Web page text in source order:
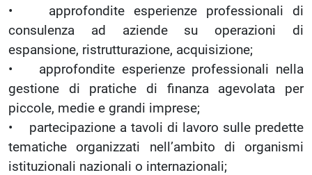
• approfondite esperienze professionali di
consulenza ad aziende su operazioni di
espansione, ristrutturazione, acquisizione;
• approfondite esperienze professionali nella
gestione di pratiche di finanza agevolata per
piccole, medie e grandi imprese;
• partecipazione a tavoli di lavoro sulle predette
tematiche organizzati nell’ambito di organismi
istituzionali nazionali o internazionali;